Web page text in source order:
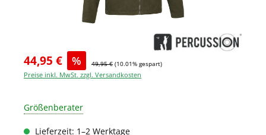
44,95 € % 49,95 € (10.01% gespart)
Preise inkl. MwSt. zzgl. Versandkosten
Größenberater
Lieferzeit: 1–2 Werktage